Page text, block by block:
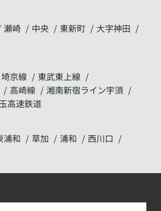
瀬崎 中央 東新町
大字神田
埼京線
東武東上線
高崎線
湘南新宿ライン宇須
高速鉄道
浦和 草加 浦和
西川口